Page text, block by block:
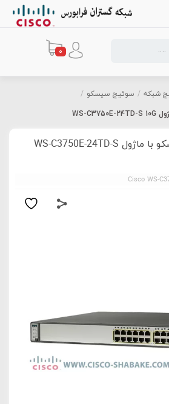
0
شبکه / سوئیچ سیسکو /
سوئیچ 24 پورت سیسکو با ماژول WS-C3750E-24TD-S
Cisco WS-